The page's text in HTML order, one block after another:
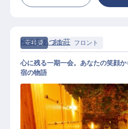
正社員 宿泊 フロント
松伯亭あづま荘
心に残る一期一会。あなたの笑顔
宿の物語